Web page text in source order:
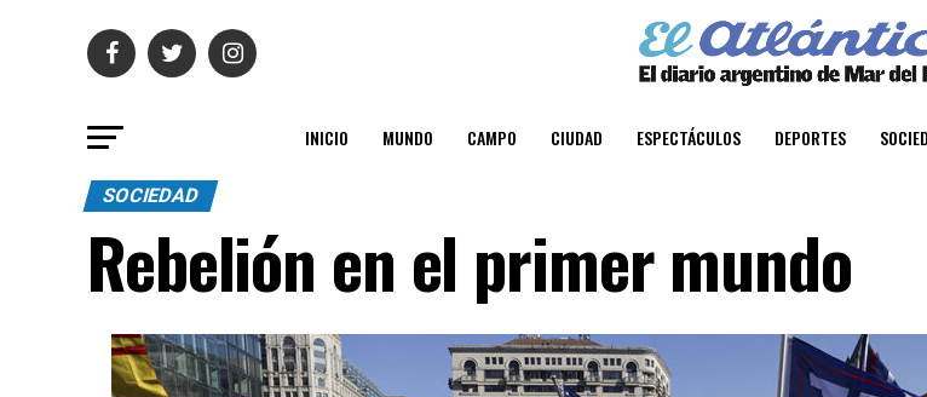
INICIO MUNDO CAMPO CIUDAD ESPECTÁCULOS DEPORTES
SOCIEDAD
Rebelión en el primer mundo